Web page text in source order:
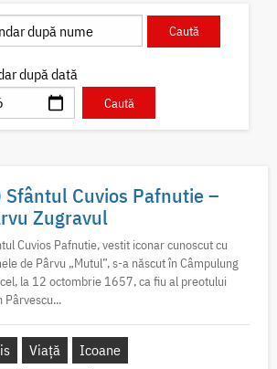
după dată
Cuvios Pafnutie –
Zugravul
Cuvios Pafnutie, vestit iconar cunoscut cu
de Pârvu „Mutul”, s-a născut în Câmpulung
la 12 octombrie 1657, ca fiu al preotului
Pârvescu...
Viață
Icoane